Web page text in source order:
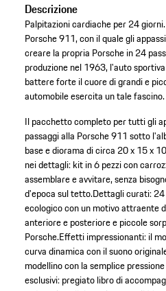
Descrizione
Palpitazioni cardiache per 24
Porsche 911, con il quale gli
creare la propria Porsche in 24
produzione nel 1963, l'auto
battere forte il cuore di grandi e
automobile esercita un tale fascino.
Il pacchetto completo per tutti gli
passaggi alla Porsche 911 sotto
base e diorama di circa 20 x 15 x
nei dettagli: kit in 6 pezzi con
assemblare e avvitare, senza
d'epoca sul tetto.Dettagli curati:
ecologico con un motivo attraente
anteriore e posteriore e piccole
Porsche.Effetti impressionanti: il
curva dinamica con il suono
modellino con la semplice
esclusivi: pregiato libro di